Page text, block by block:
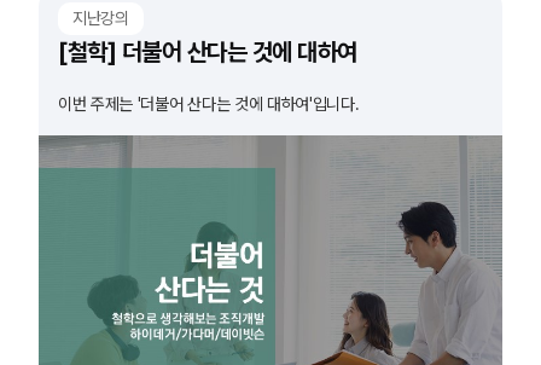
지난강의
[철학] 더불어 산다는 것에 대하여
이번 주제는 '더불어 산다는 것에 대하여'입니다.